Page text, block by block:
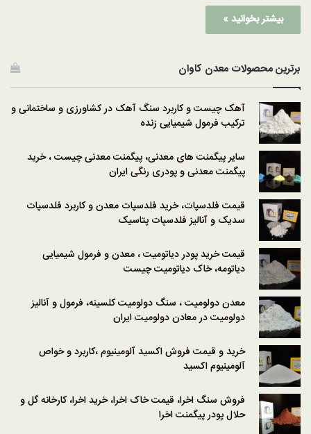
بیشتر بخوانید »
برترین محصولات معدن کاوان
آهک چیست و کاربرد سنگ آهک در کشاورزی و ساختمانی و
ترکیب فرمول شیمیایی زنده
سایر پیگمنت های معدنی، پیگمنت معدنی چیست ، خرید
پیگمنت معدنی و پودری رنگی ایران
قیمت فلدسپات، خرید فلدسپات معدن و کاربرد فلدسپات
سدیک و آنالیز فلدسپات پتاسیک
قیمت خرید پودر دیاتومیت ، معدن و فرمول شیمیایی
دیاتومه، خاک دیاتومیت چیست
معدن دولومیت ، سنگ دولومیت کلسینه، فرمول و آنالیز
دولومیت در معادن دولومیت ایران
خرید و قیمت فروش اکسید آلومینیوم ،کاربرد و خواص
آلومینیوم اکسید
فروش سنگ اخرا، قیمت خاک اخرا، خرید اخرا، کارخانه گل و
حلال پودر پیگمنت اخرا